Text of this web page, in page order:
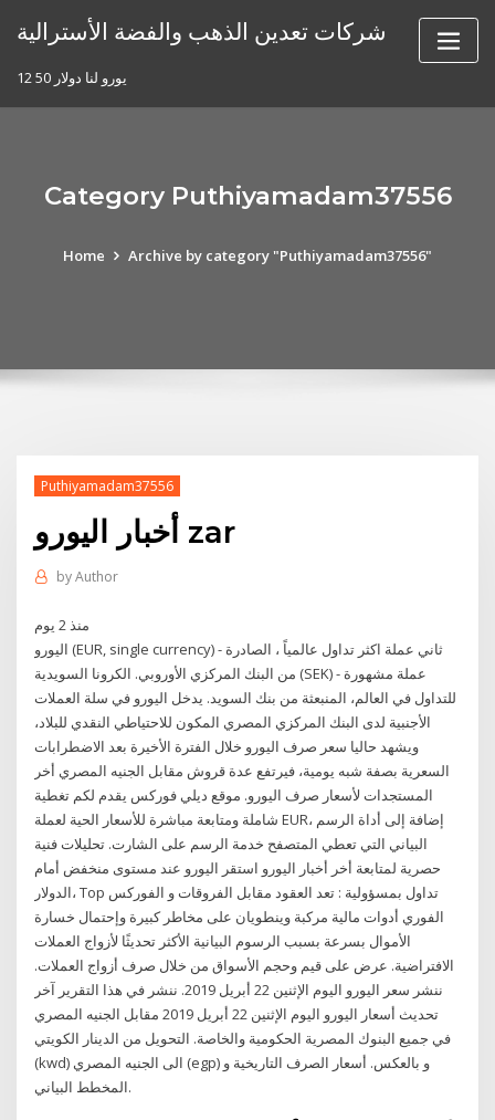
شركات تعدين الذهب والفضة الأسترالية
12 50 يورو لنا دولار
Category Puthiyamadam37556
Home Archive by category "Puthiyamadam37556"
Puthiyamadam37556
أخبار اليورو zar
byAuthor
منذ 2 يوم
اليورو (EUR, single currency) - ثاني عملة اكثر تداول عالمياً ، الصادرة
من البنك المركزي الأوروبي. الكرونا السويدية (SEK) - عملة مشهورة
للتداول في العالم، المنبعثة من بنك السويد. يدخل اليورو في سلة العملات
الأجنبية لدى البنك المركزي المصري المكون للاحتياطي النقدي للبلاد،
ويشهد حاليا سعر صرف اليورو خلال الفترة الأخيرة بعد الاضطرابات
السعرية بصفة شبه يومية، فيرتفع عدة قروش مقابل الجنيه المصري أخر
المستجدات لأسعار صرف اليورو. موقع ديلي فوركس يقدم لكم تغطية
شاملة ومتابعة مباشرة للأسعار الحية لعملة EUR، إضافة إلى أداة الرسم
البياني التي تعطي المتصفح خدمة الرسم على الشارت. تحليلات فنية
حصرية لمتابعة أخر أخبار اليورو استقر اليورو عند مستوى منخفض أمام
الدولار، Top تداول بمسؤولية : تعد العقود مقابل الفروقات و الفوركس
الفوري أدوات مالية مركبة وينطويان على مخاطر كبيرة وإحتمال خسارة
الأموال بسرعة بسبب الرسوم البيانية الأكثر تحديثًا لأزواج العملات
الافتراضية. عرض على قيم وحجم الأسواق من خلال صرف أزواج العملات.
ننشر سعر اليورو اليوم الإثنين 22 أبريل 2019. ننشر في هذا التقرير آخر
تحديث أسعار اليورو اليوم الإثنين 22 أبريل 2019 مقابل الجنيه المصري
في جميع البنوك المصرية الحكومية والخاصة. التحويل من الدينار الكويتي
(kwd) الى الجنيه المصري (egp) و بالعكس. أسعار الصرف التاريخية و
المخطط البياني.